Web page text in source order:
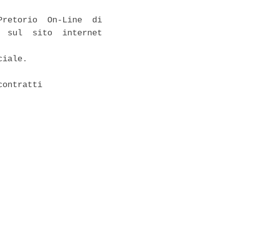
On-Line  di
e  sul  sito  internet